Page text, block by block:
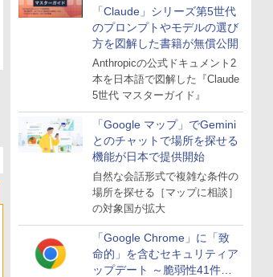
「Claude」シリーズ第5世代
のプロンプトやモデルの選び
方を図解した書籍が無償公開
Anthropicの公式ドキュメント2
本を日本語で図解した『Claude
5世代 マスターガイド』
「Google マップ」でGemini
とのチャットで場所を探せる
機能が日本で提供開始
自然な会話形式で複雑な条件の
場所を探せる［マップに相談］
の対象国が拡大
「Google Chrome」に「致
命的」を含むセキュリティア
ップデート ～脆弱性41件に